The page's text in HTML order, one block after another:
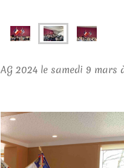
AG 2024 le samedi 9 mars